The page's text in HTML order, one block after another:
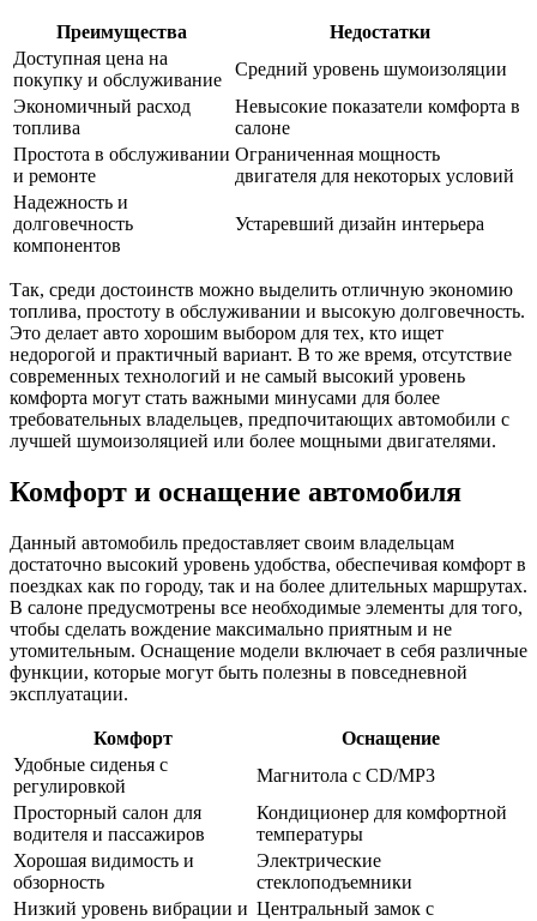
Преимущества
Недостатки
Доступная цена на
покупку и обслуживание
Средний уровень шумоизоляции
Экономичный расход
топлива
Невысокие показатели комфорта в
салоне
Простота в обслуживании
и ремонте
Ограниченная мощность
двигателя для некоторых условий
Надежность и
долговечность
компонентов
Устаревший дизайн интерьера
Так, среди достоинств можно выделить отличную экономию
топлива, простоту в обслуживании и высокую долговечность.
Это делает авто хорошим выбором для тех, кто ищет
недорогой и практичный вариант. В то же время, отсутствие
современных технологий и не самый высокий уровень
комфорта могут стать важными минусами для более
требовательных владельцев, предпочитающих автомобили с
лучшей шумоизоляцией или более мощными двигателями.
Комфорт и оснащение автомобиля
Данный автомобиль предоставляет своим владельцам
достаточно высокий уровень удобства, обеспечивая комфорт в
поездках как по городу, так и на более длительных маршрутах.
В салоне предусмотрены все необходимые элементы для того,
чтобы сделать вождение максимально приятным и не
утомительным. Оснащение модели включает в себя различные
функции, которые могут быть полезны в повседневной
эксплуатации.
Комфорт
Оснащение
Удобные сиденья с
регулировкой
Магнитола с CD/MP3
Просторный салон для
водителя и пассажиров
Кондиционер для комфортной
температуры
Хорошая видимость и
обзорность
Электрические
стеклоподъемники
Низкий уровень вибрации и Центральный замок с